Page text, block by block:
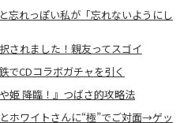
忘れっぽい私が「忘れないようにし
されました！親友ってスゴイ
でCDコラボガチャを引く
姫 降臨！』つばさ的攻略法
ホワイトさんに“極”でご対面→ゲッ